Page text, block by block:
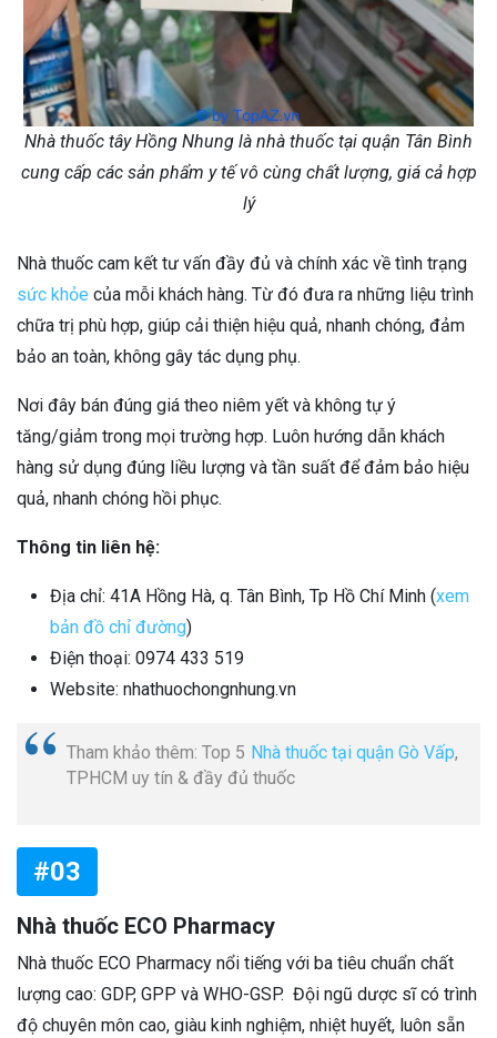
Nhà thuốc tây Hồng Nhung là nhà thuốc tại quận Tân Bình
cung cấp các sản phẩm y tế vô cùng chất lượng, giá cả hợp
lý
Nhà thuốc cam kết tư vấn đầy đủ và chính xác về tình trạng
sức khỏe của mỗi khách hàng. Từ đó đưa ra những liệu trình
chữa trị phù hợp, giúp cải thiện hiệu quả, nhanh chóng, đảm
bảo an toàn, không gây tác dụng phụ.
Nơi đây bán đúng giá theo niêm yết và không tự ý
tăng/giảm trong mọi trường hợp. Luôn hướng dẫn khách
hàng sử dụng đúng liều lượng và tần suất để đảm bảo hiệu
quả, nhanh chóng hồi phục.
Thông tin liên hệ:
Địa chỉ: 41A Hồng Hà, q. Tân Bình, Tp Hồ Chí Minh (xem
bản đồ chỉ đường)
Điện thoại: 0974 433 519
Website: nhathuochongnhung.vn
Tham khảo thêm: Top 5 Nhà thuốc tại quận Gò Vấp,
TPHCM uy tín & đầy đủ thuốc
#03
Nhà thuốc ECO Pharmacy
Nhà thuốc ECO Pharmacy nổi tiếng với ba tiêu chuẩn chất
lượng cao: GDP, GPP và WHO-GSP. Đội ngũ dược sĩ có trình
độ chuyên môn cao, giàu kinh nghiệm, nhiệt huyết, luôn sẵn